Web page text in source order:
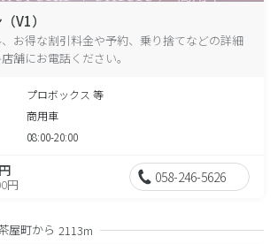
V1）
お得な割引料金や予約、乗り捨てなどの詳細
舗にお電話ください。
プロボックス 等
商用車
08:00-20:00
円 058-246-5626
屋町から 2113m